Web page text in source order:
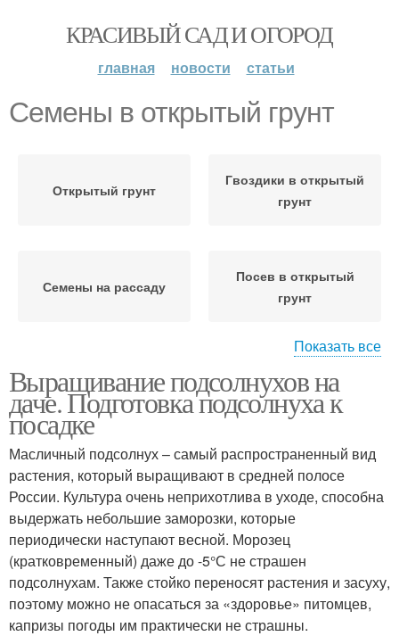
КРАСИВЫЙ САД И ОГОРОД
главная новости статьи
Семены в открытый грунт
Открытый грунт
Гвоздики в открытый
грунт
Семены на рассаду
Посев в открытый
грунт
грунт
условиях
Чабрец в грунт Уход в открытом грунте
Холода в открытом
грунте
Семены в горшок
Показать все
Выращивание подсолнухов на
даче. Подготовка подсолнуха к
посадке
Масличный подсолнух – самый распространенный вид
растения, который выращивают в средней полосе
России. Культура очень неприхотлива в уходе, способна
выдержать небольшие заморозки, которые
периодически наступают весной. Морозец
(кратковременный) даже до -5°С не страшен
подсолнухам. Также стойко переносят растения и засуху,
поэтому можно не опасаться за «здоровье» питомцев,
капризы погоды им практически не страшны.